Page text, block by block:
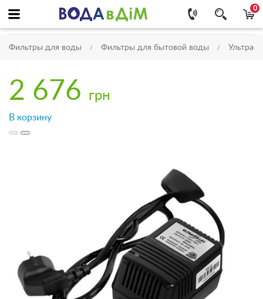
0
Фильтры для воды Фильтры для бытовой воды
2 676 грн
В корзину